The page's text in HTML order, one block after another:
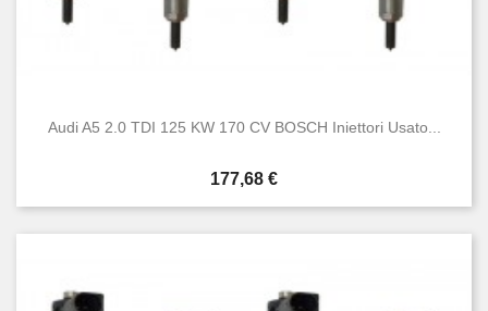
Audi A5 2.0 TDI 125 KW 170 CV BOSCH Iniettori Usato...
Prezzo
177,68 €